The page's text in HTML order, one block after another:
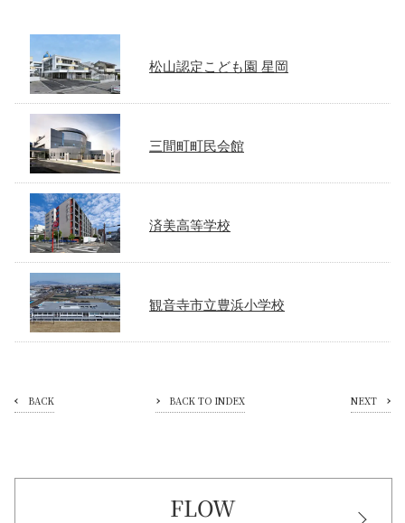
松山認定こども園 星岡
三間町町民会館
済美高等学校
観音寺市立豊浜小学校
BACK BACK TO INDEX NEXT
FLOW